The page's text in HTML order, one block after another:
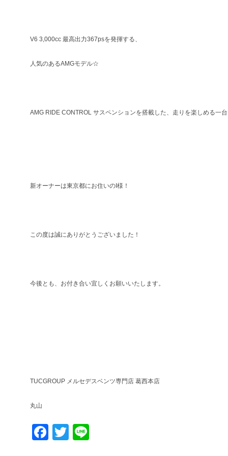
V6 3,000cc 最高出力367psを発揮する、
人気のあるAMGモデル☆
AMG RIDE CONTROL サスペンションを搭載した、走りを楽しめる一
新オーナーは東京都にお住いのI様！
この度は誠にありがとうございました！
今後とも、お付き合い宜しくお願いいたします。
TUCGROUP メルセデスベンツ専門店 葛西本店
丸山
Facebook
Twitter